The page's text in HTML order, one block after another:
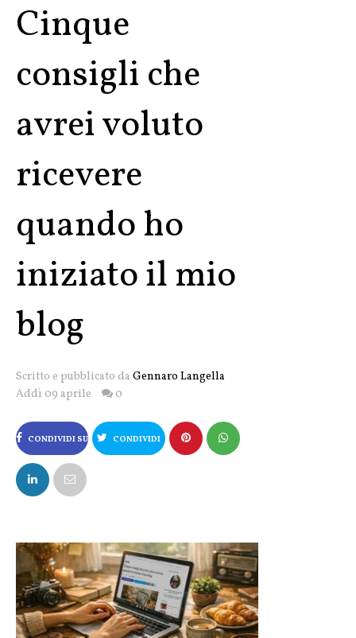
Cinque
consigli che
avrei voluto
ricevere
quando ho
iniziato il mio
blog
Scritto e pubblicato da Gennaro Langella
Addì 09 aprile
0
CONDIVIDI SU
FACEBOOK
CONDIVIDI